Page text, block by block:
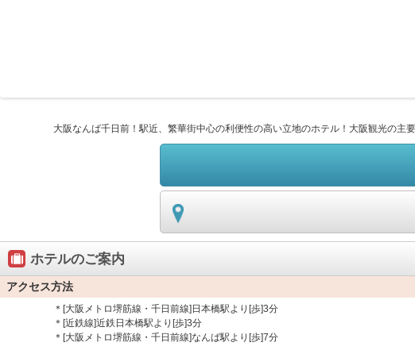
大阪なんば千日前！駅近、繁華街中心の利便性の高い立地のホテル！大阪観光の
ホテルのご案内
アクセス方法
＊[大阪メトロ堺筋線・千日前線]日本橋駅より[歩]3分
＊[近鉄線]近鉄日本橋駅より[歩]3分
＊[大阪メトロ堺筋線・千日前線]なんば駅より[歩]7分